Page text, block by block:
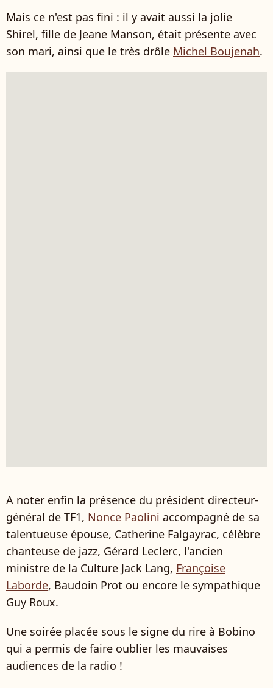
Mais ce n'est pas fini : il y avait aussi la jolie
Shirel, fille de Jeane Manson, était présente avec
son mari, ainsi que le très drôle Michel Boujenah.
A noter enfin la présence du président directeur-
général de TF1, Nonce Paolini accompagné de sa
talentueuse épouse, Catherine Falgayrac, célèbre
chanteuse de jazz, Gérard Leclerc, l'ancien
ministre de la Culture Jack Lang, Françoise
Laborde, Baudoin Prot ou encore le sympathique
Guy Roux.
Une soirée placée sous le signe du rire à Bobino
qui a permis de faire oublier les mauvaises
audiences de la radio !